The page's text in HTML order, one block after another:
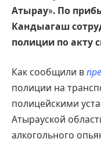
Атырау». По
Кандыагаш
полиции по акту
Как сообщили в
полиции на
полицейскими
Атырауской
алкогольного